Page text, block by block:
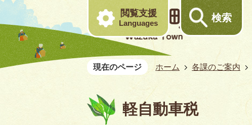
閲覧支援
Languages 検索
現在のページ ホーム 各課のご案内
軽自動車税